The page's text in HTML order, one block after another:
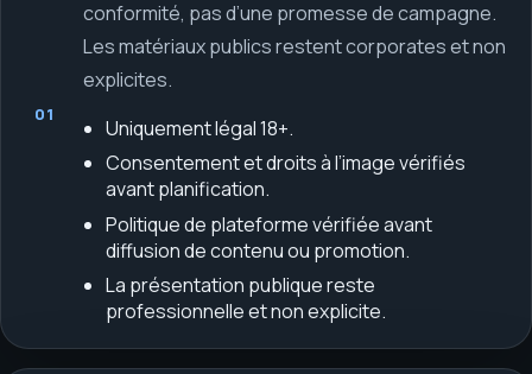
01
conformité, pas d’une promesse de campagne.
Les matériaux publics restent corporates et non
explicites.
Uniquement légal 18+.
Consentement et droits à l’image vérifiés
avant planification.
Politique de plateforme vérifiée avant
diffusion de contenu ou promotion.
La présentation publique reste
professionnelle et non explicite.